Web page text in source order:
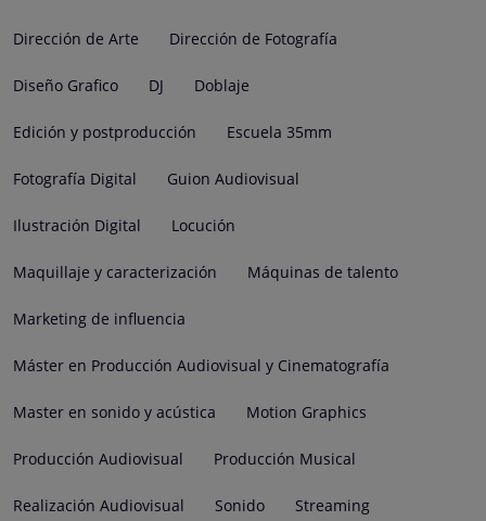
Dirección de Arte Dirección de Fotografía
Diseño Grafico DJ Doblaje
Edición y postproducción Escuela 35mm
Fotografía Digital Guion Audiovisual
Ilustración Digital Locución
Maquillaje y caracterización Máquinas de talento
Marketing de influencia
Máster en Producción Audiovisual y Cinematografía
Master en sonido y acústica Motion Graphics
Producción Audiovisual Producción Musical
Realización Audiovisual Sonido Streaming